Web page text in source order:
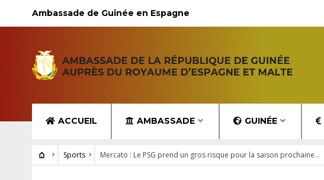
Ambassade de Guinée en Espagne
ACCUEIL AMBASSADE GUINÉE
Sports Mercato : Le PSG prend un gros risque pour la saison prochaine…
SPORTS